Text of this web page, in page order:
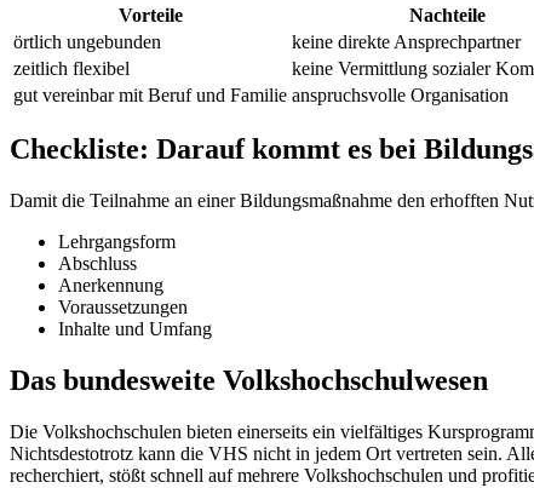
Vorteile
Nachteile
örtlich ungebunden
keine direkte Ansprechpartner
zeitlich flexibel
keine Vermittlung sozialer
gut vereinbar mit Beruf und Familie anspruchsvolle Organisation
Checkliste: Darauf kommt es bei
Damit die Teilnahme an einer Bildungsmaßnahme den erhofften
Lehrgangsform
Abschluss
Anerkennung
Voraussetzungen
Inhalte und Umfang
Das bundesweite Volkshochschulwesen
Die Volkshochschulen bieten einerseits ein vielfältiges
Nichtsdestotrotz kann die VHS nicht in jedem Ort vertreten sein.
recherchiert, stößt schnell auf mehrere Volkshochschulen und